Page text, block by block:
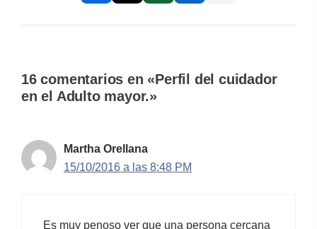
16 comentarios en «Perfil del cuidador
en el Adulto mayor.»
Martha Orellana
15/10/2016 a las 8:48 PM
Es muy penoso ver que una persona cercana